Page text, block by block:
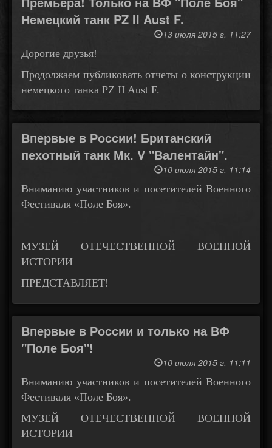
Немецкий танк PZ II Aust F.
13 июля 2015 г. 11:27
Дорогие друзья!
Продолжаем публиковать отчеты о конструкции
немецкого танка PZ II Aust F.
Впервые в России! Британский
пехотный танк Мк. V "Валентайн".
10 июля 2015 г. 11:14
Вниманию участников и посетителей Военного
Фестиваля «Поле Боя».
МУЗЕЙ ОТЕЧЕСТВЕННОЙ ВОЕННОЙ
ИСТОРИИ
ПРЕДСТАВЛЯЕТ!
Впервые в России и только на ВФ
"Поле Боя"!
10 июля 2015 г. 11:11
Вниманию участников и посетителей Военного
Фестиваля «Поле Боя».
МУЗЕЙ ОТЕЧЕСТВЕННОЙ ВОЕННОЙ
ИСТОРИИ